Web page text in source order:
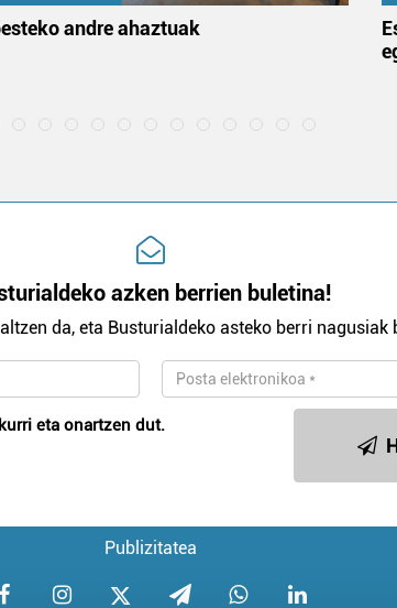
andre ahaztuak
azken berrien buletina!
da, eta Busturialdeko asteko berri nagusiak
eta onartzen dut.
Publizitatea